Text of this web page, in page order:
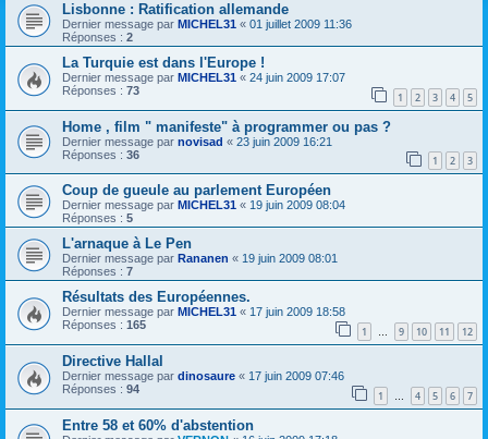
Lisbonne : Ratification allemande
Dernier message par MICHEL31 « 01 juillet 2009 11:36
Réponses : 2
La Turquie est dans l'Europe !
Dernier message par MICHEL31 « 24 juin 2009 17:07
Réponses : 73 1 2 3 4 5
Home , film " manifeste" à programmer ou pas ?
Dernier message par novisad « 23 juin 2009 16:21
Réponses : 36 1 2 3
Coup de gueule au parlement Européen
Dernier message par MICHEL31 « 19 juin 2009 08:04
Réponses : 5
L'arnaque à Le Pen
Dernier message par Rananen « 19 juin 2009 08:01
Réponses : 7
Résultats des Européennes.
Dernier message par MICHEL31 « 17 juin 2009 18:58
Réponses : 165 1 … 9 10 11 12
Directive Hallal
Dernier message par dinosaure « 17 juin 2009 07:46
Réponses : 94 1 … 4 5 6 7
Entre 58 et 60% d'abstention